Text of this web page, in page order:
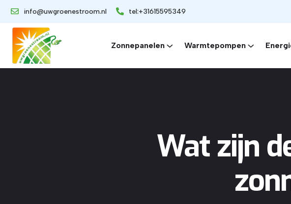
info@uwgroenestroom.nl tel:+31615595349
Zonnepanelen Warmtepompen
Wat zijn